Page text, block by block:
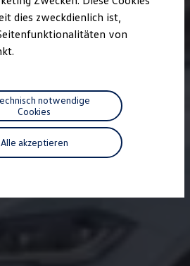
Service
Teile
Zubehör
Ladekabel
für Ihr Modell finden
Apps, Login und Shop
Fahrzeug verbinden
dies zweckdienlich ist,
von
Alle akzeptieren
notwendige
Cookies